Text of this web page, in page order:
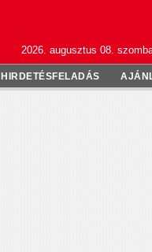
2026. augusztus 08.
HIRDETÉSFELADÁS